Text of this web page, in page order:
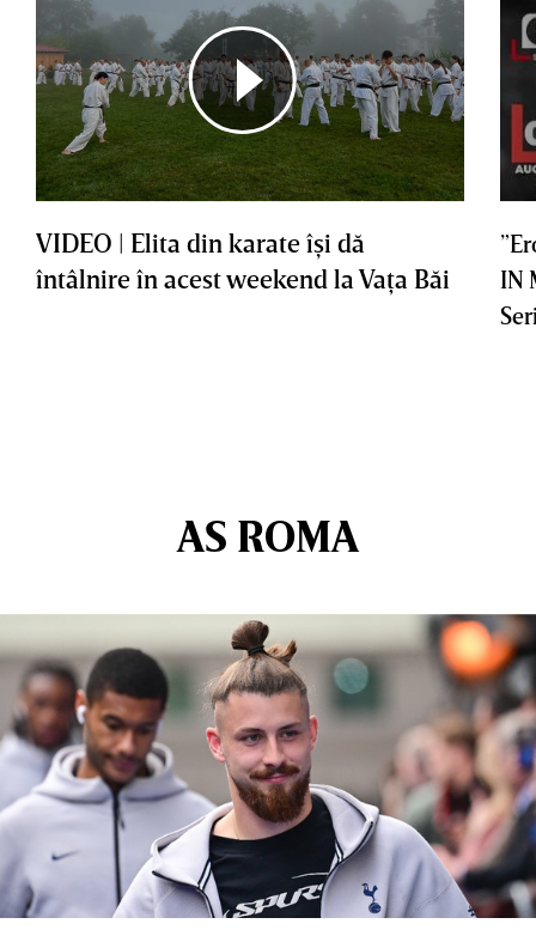
VIDEO | Elita din karate îşi dă
întâlnire în acest weekend la Vaţa Băi
IN
AS ROMA